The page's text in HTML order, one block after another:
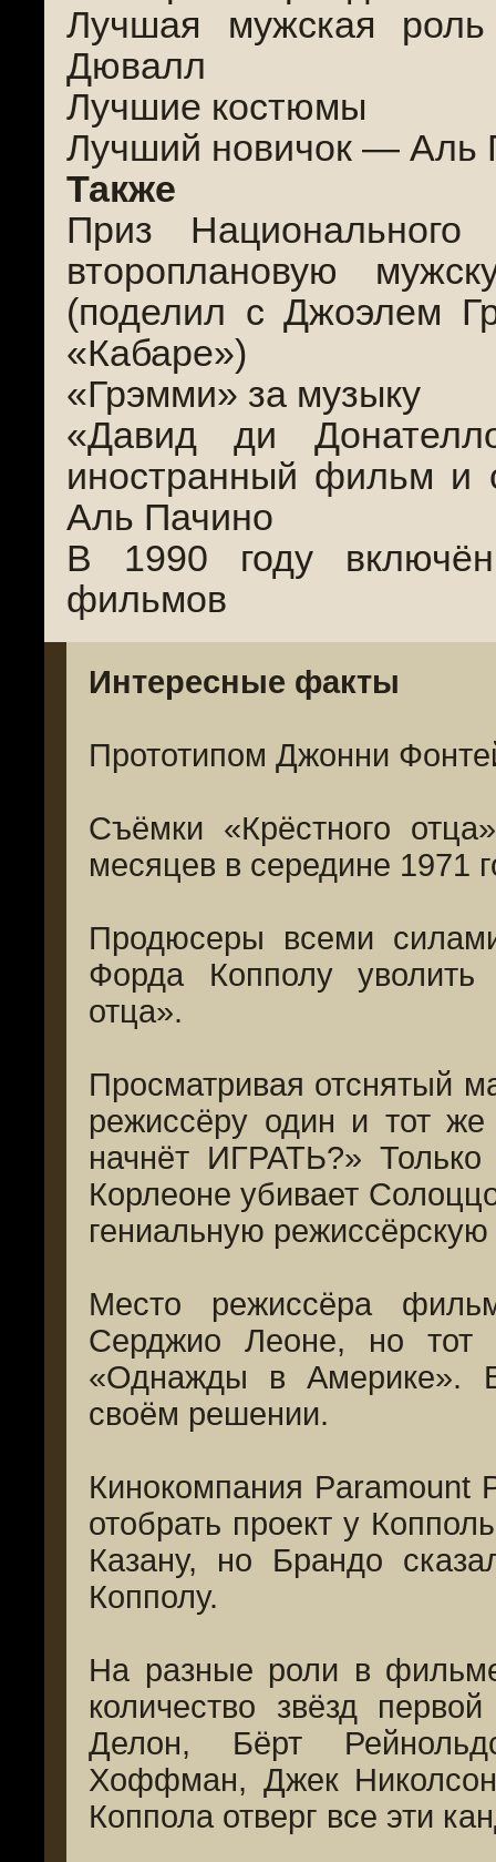
Лучшая мужская
Дювалл
Лучшие костюмы
Лучший новичок — Аль
Также
Приз Национального
второплановую
(поделил с Джоэлем
«Кабаре»)
«Грэмми» за музыку
«Давид ди
иностранный фильм и
Аль Пачино
В 1990 году
фильмов
Интересные факты
Прототипом Джонни
Съёмки «Крёстного
месяцев в середине 1971
Продюсеры всеми
Форда Копполу
отца».
Просматривая отснятый
режиссёру один и тот
начнёт ИГРАТЬ?»
Корлеоне убивает
гениальную
Место режиссёра
Серджио Леоне, но тот
«Однажды в Америке».
своём решении.
Кинокомпания Paramount
отобрать проект у
Казану, но Брандо
Копполу.
На разные роли в
количество звёзд
Делон, Бёрт
Хоффман, Джек
Коппола отверг все эти